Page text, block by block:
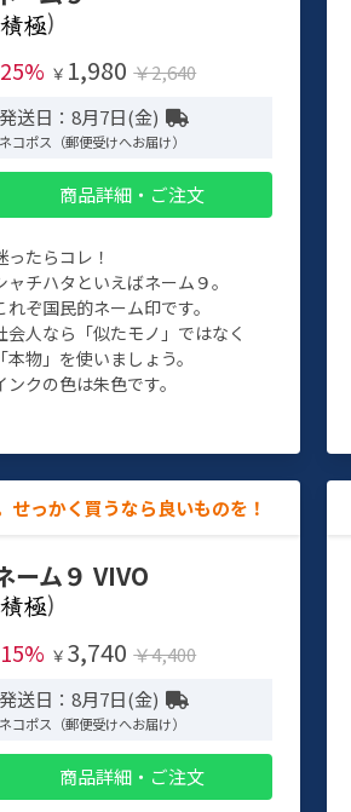
)
￥ 1,980 ￥2,640
発送日：8月7日(金)
ネコポス（郵便受けへお届け）
商品詳細・ご注文
ったらコレ！
ャチハタといえばネーム９。
れぞ国民的ネーム印です。
会人なら「似たモノ」ではなく
「本物」を使いましょう。
ンクの色は朱色です。
せっかく買うなら良いものを！
ーム９ VIVO
)
￥ 3,740 ￥4,400
発送日：8月7日(金)
ネコポス（郵便受けへお届け）
商品詳細・ご注文